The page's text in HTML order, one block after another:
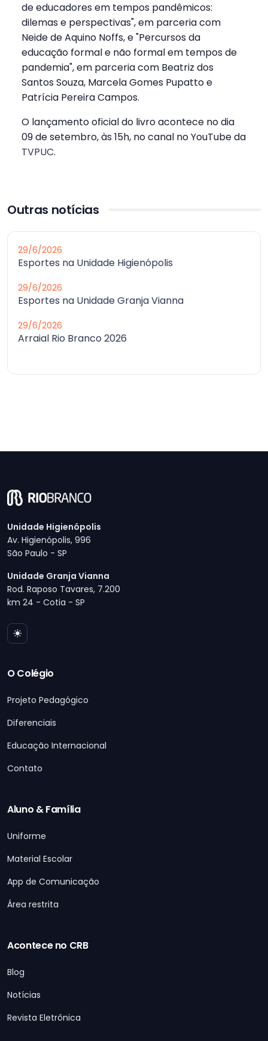
de educadores em tempos pandêmicos:
dilemas e perspectivas", em parceria com
Neide de Aquino Noffs, e "Percursos da
educação formal e não formal em tempos de
pandemia", em parceria com Beatriz dos
Santos Souza, Marcela Gomes Pupatto e
Patrícia Pereira Campos.
O lançamento oficial do livro acontece no dia
09 de setembro, às 15h, no canal no YouTube da
TVPUC.
Outras notícias
29/6/2026
Esportes na Unidade Higienópolis
29/6/2026
Esportes na Unidade Granja Vianna
29/6/2026
Arraial Rio Branco 2026
Unidade Higienópolis
Av. Higienópolis, 996
São Paulo - SP
Unidade Granja Vianna
Rod. Raposo Tavares, 7.200
km 24 - Cotia - SP
O Colégio
Projeto Pedagógico
Diferenciais
Educação Internacional
Contato
Aluno & Família
Uniforme
Material Escolar
App de Comunicação
Área restrita
Acontece no CRB
Blog
Notícias
Revista Eletrônica